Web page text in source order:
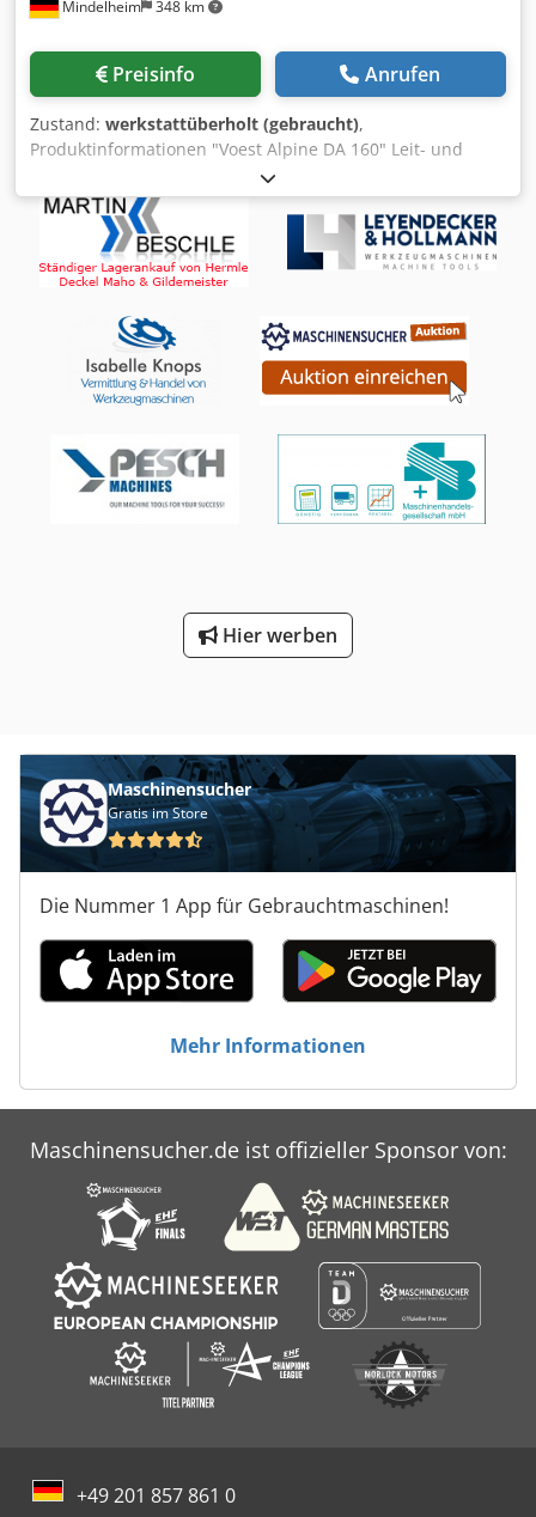
Gegenlager, Aufnahme Scheibenfräser Ø22 mm, Ø27 mm -
vertikal und horizontal - T-Nutensteine - Austreiber -
Bedienwerkzeug
Mindelheim 348 km
Preisinfo Anrufen
Zustand: werkstattüberholt (gebraucht),
Produktinformationen "Voest Alpine DA 160" Leit- und
Zugspindeldrehmaschine Voest Modell DA 160 Zustand:
Überholt Technische Daten Cjdpfxoy Ndqre Amujrf
Spitzenhöhe: 165 mm Spitzenweite: 650 mm
Drehdurchmesser über Bett: 330 mm Drehdurchmesser
über Querschlitten: 190 mm Bettbreite: 210 mm
mm Reitstockaufnahme : MK 3 Drehzahl (16): 30 - 2500
1/min. Motorleistung: 2 / 2,4 kW Pinolenhub: 100 mm
Abmessungen (LxBxH): 1500 mm x 900 mm x 1650 mm
Ausstattung: - Geometrieprotkoll - 3-Achs-Digitalanzeige,
Schlagtaster - Schnellwechselhalter System Multifix,
Anzahl Einsätze 6 - Maschinenlicht NEU - Bettanschlag -
Kühlmitteleinrichtung NEU - Bohrfutter mit Kegeldorn -
Mitlaufende Körnerspitze - Leit- und Zugspindelabdeckung
Hier werben
Maschinensucher
Gratis im Store
Die Nummer 1 App für Gebrauchtmaschinen!
Mehr Informationen
Maschinensucher.de ist offizieller Sponsor von:
+49 201 857 861 0